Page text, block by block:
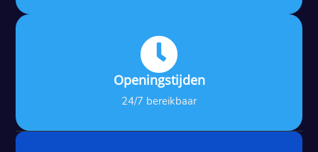

Openingstijden
24/7 bereikbaar